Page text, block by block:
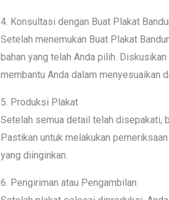
4. Konsultasi dengan Buat Plakat
Setelah menemukan Buat Plakat
bahan yang telah Anda pilih.
membantu Anda dalam menyesuaikan
5. Produksi Plakat
Setelah semua detail telah disepakati,
Pastikan untuk melakukan
yang diinginkan.
6. Pengiriman atau Pengambilan